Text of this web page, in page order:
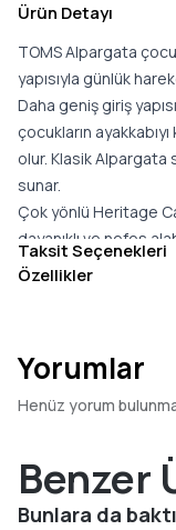
Ürün Detayı
TOMS Alpargata
yapısıyla günlük
Daha geniş giriş
çocukların
olur. Klasik Alpargata
sunar.
Çok yönlü Heritage
dayanıklı ve nefes
CloudBound™ köpük
Öne çıkan özellikler
Heritage Canvas üst
Çocuk dostu
Daha geniş giriş
Gün boyu konfor
Taksit Seçenekleri
Özellikler
Yorumlar
Henüz yorum
Benzer
Bunlara da